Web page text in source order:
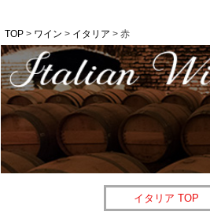
TOP ワイン イタリア 赤
イタリア TOP